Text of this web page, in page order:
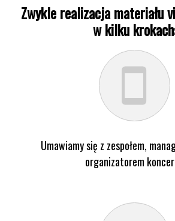
Zwykle realizacja materiału
w kilku
Umawiamy się z zespołem,
organizatorem